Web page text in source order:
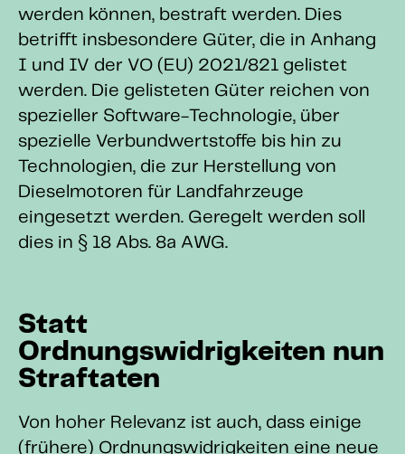
werden können, bestraft werden. Dies
betrifft insbesondere Güter, die in Anhang
I und IV der VO (EU) 2021/821 gelistet
werden. Die gelisteten Güter reichen von
spezieller Software-Technologie, über
spezielle Verbundwertstoffe bis hin zu
Technologien, die zur Herstellung von
Dieselmotoren für Landfahrzeuge
eingesetzt werden. Geregelt werden soll
dies in § 18 Abs. 8a AWG.
Statt
Ordnungswidrigkeiten nun
Straftaten
Von hoher Relevanz ist auch, dass einige
(frühere) Ordnungswidrigkeiten eine neue